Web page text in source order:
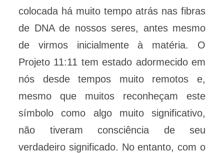
colocada há muito tempo atrás nas fibras
de DNA de nossos seres, antes mesmo
de virmos inicialmente à matéria. O
Projeto 11:11 tem estado adormecido em
nós desde tempos muito remotos e,
mesmo que muitos reconheçam este
símbolo como algo muito significativo,
não tiveram consciência de seu
verdadeiro significado. No entanto, com o